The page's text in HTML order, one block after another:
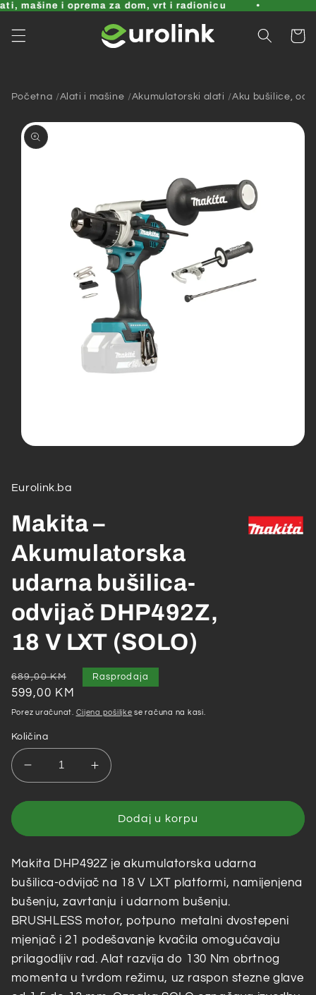
Pređi
sadržaj
mašine i oprema za dom, vrt i radionicu
Korpa
Početna Alati i mašine Akumulatorski alati Aku bušilice,
informacije
modal
Eurolink.ba
Makita –
Akumulatorska
udarna bušilica-
odvijač DHP492Z,
18 V LXT (SOLO)
Redovna
cijena
689,00 KM
Akcijska
cijena
599,00 KM
Rasprodaja
Porez uračunat. Cijena pošiljke se računa na kasi.
Količina
Smanji
količinu
za
–
udarna
bušilica-
odvijač
DHP492Z,
18
V
LXT
(SOLO)
Povećaj
količinu
za
Makita
–
udarna
bušilica-
odvijač
DHP492Z,
18
V
LXT
(SOLO)
Dodaj u korpu
Makita DHP492Z je akumulatorska udarna
bušilica-odvijač na 18 V LXT platformi, namijenjena
bušenju, zavrtanju i udarnom bušenju.
BRUSHLESS motor, potpuno metalni dvostepeni
mjenjač i 21 podešavanje kvačila omogućavaju
prilagodljiv rad. Alat razvija do 130 Nm obrtnog
momenta u tvrdom režimu, uz raspon stezne glave